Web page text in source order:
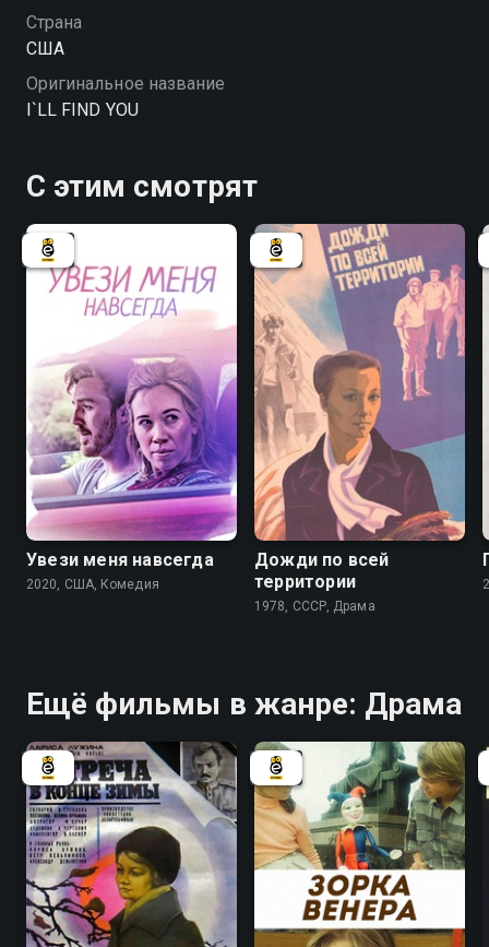
онлайн в хорошем качестве.
Страна
США
Оригинальное название
I`LL FIND YOU
С этим смотрят
Увези меня навсегда
2020, США, Комедия
Дожди по всей
территории
1978, СССР, Драма
Ещё фильмы в жанре: Драма